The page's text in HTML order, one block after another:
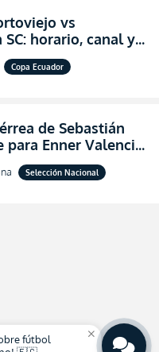
vs
SC: horario, canal y
EN VIVO los octavos
Copa Ecuador
Copa Ecuador
de Sebastián
para Enner Valencia
era el hombre
Ecuador
Selección Nacional
close
fútbol